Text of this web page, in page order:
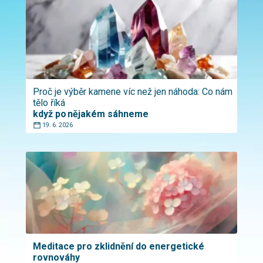
Proč je výběr kamene víc než jen náhoda: Co nám
tělo říká
když po nějakém sáhneme
19. 6. 2026
Meditace pro zklidnění do energetické
rovnováhy